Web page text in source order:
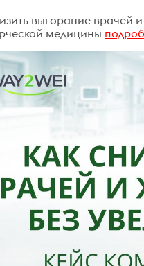
выгорание врачей
медицины